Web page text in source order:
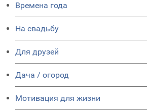
Времена года
На свадьбу
Для друзей
Дача / огород
Мотивация для жизни